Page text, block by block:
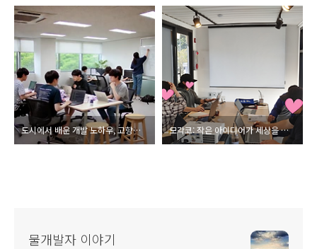
도시에서 배운 개발 노하우, 고향에서 꽃 피우기 모각코: 작은 아이디어가 세상을 바꾸는 시작
물개발자 이야기